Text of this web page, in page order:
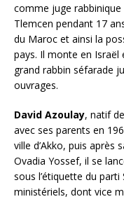
comme juge
Tlemcen pendant 17
du Maroc et ainsi la
pays. Il monte en
grand rabbin séfarade
ouvrages.
David Azoulay, natif
avec ses parents en
ville d’Akko, puis après
Ovadia Yossef, il se
sous l’étiquette du
ministériels, dont vice